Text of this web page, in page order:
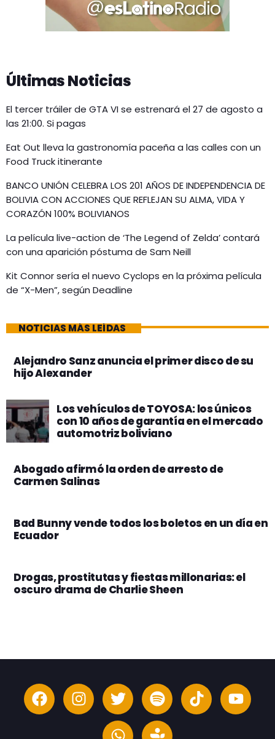
Últimas Noticias
El tercer tráiler de GTA VI se estrenará el 27 de agosto a
las 21:00. Si pagas
Eat Out lleva la gastronomía paceña a las calles con un
Food Truck itinerante
BANCO UNIÓN CELEBRA LOS 201 AÑOS DE INDEPENDENCIA DE
BOLIVIA CON ACCIONES QUE REFLEJAN SU ALMA, VIDA Y
CORAZÓN 100% BOLIVIANOS
La película live-action de ‘The Legend of Zelda’ contará
con una aparición póstuma de Sam Neill
Kit Connor sería el nuevo Cyclops en la próxima película
de “X-Men”, según Deadline
NOTICIAS MÁS LEÍDAS
Alejandro Sanz anuncia el primer disco de su
hijo Alexander
Los vehículos de TOYOSA: los únicos
con 10 años de garantía en el mercado
automotriz boliviano
Abogado afirmó la orden de arresto de
Carmen Salinas
Bad Bunny vende todos los boletos en un día en
Ecuador
Drogas, prostitutas y fiestas millonarias: el
oscuro drama de Charlie Sheen